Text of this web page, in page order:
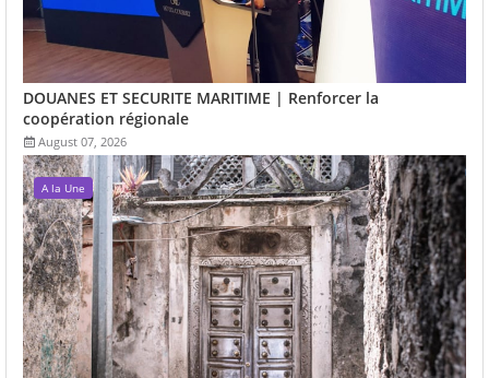
DOUANES ET SECURITE MARITIME | Renforcer la
coopération régionale
August 07, 2026
A la Une